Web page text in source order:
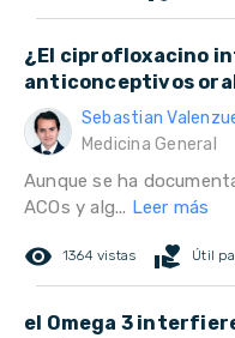
¿El ciprofloxacino
anticonceptivos
Sebastian
Medicina General
Aunque se ha
ACOs y alg... Leer más
remove_red_eye 1364 vistas volunteer_activism Útil
el Omega 3